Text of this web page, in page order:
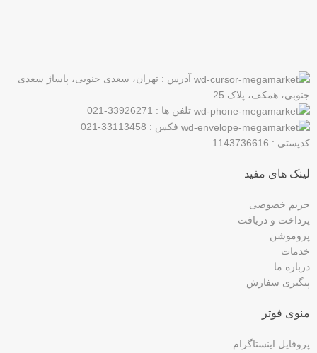
آدرس : تهران، سعدی جنوبی، پاساژ سعدی
جنوبی، همکف، پلاک 25
تلفن ها : 33926271-021
فکس : 33113458-021
کدپستی : 1143736616
لینک های مفید
حریم خصوصی
پرداخت و دریافت
پروموشن
خدمات
درباره ما
پیگیری سفارش
منوی فوتر
پروفایل اینستاگرام